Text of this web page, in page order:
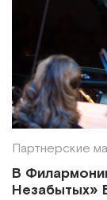
Партнерские
В
Незабытых»